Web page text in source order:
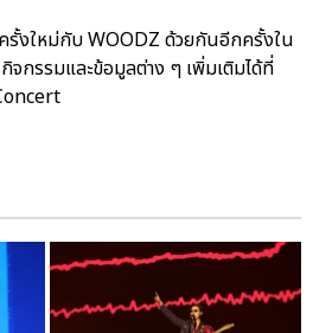
รั้งใหม่กับ WOODZ ด้วยกันอีกครั้งใน
จกรรมและข้อมูลต่าง ๆ เพิ่มเติมได้ที่